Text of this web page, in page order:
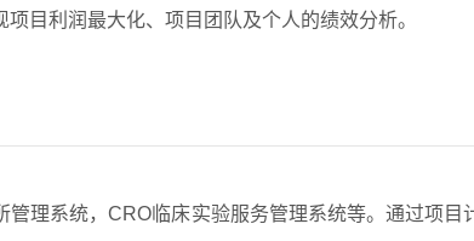
目利润最大化、项目团队及个人的绩效分析。
理系统，CRO临床实验服务管理系统等。通过项目